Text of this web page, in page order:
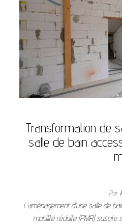
Transformation de
salle de bain
Par
L’aménagement d’une salle de
mobilité réduite (PMR)